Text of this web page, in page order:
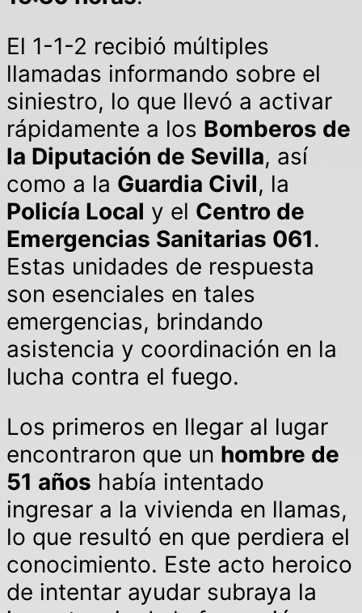
El 1-1-2 recibió múltiples
llamadas informando sobre el
siniestro, lo que llevó a activar
rápidamente a los Bomberos de
la Diputación de Sevilla, así
como a la Guardia Civil, la
Policía Local y el Centro de
Emergencias Sanitarias 061.
Estas unidades de respuesta
son esenciales en tales
emergencias, brindando
asistencia y coordinación en la
lucha contra el fuego.
Los primeros en llegar al lugar
encontraron que un hombre de
51 años había intentado
ingresar a la vivienda en llamas,
lo que resultó en que perdiera el
conocimiento. Este acto heroico
de intentar ayudar subraya la